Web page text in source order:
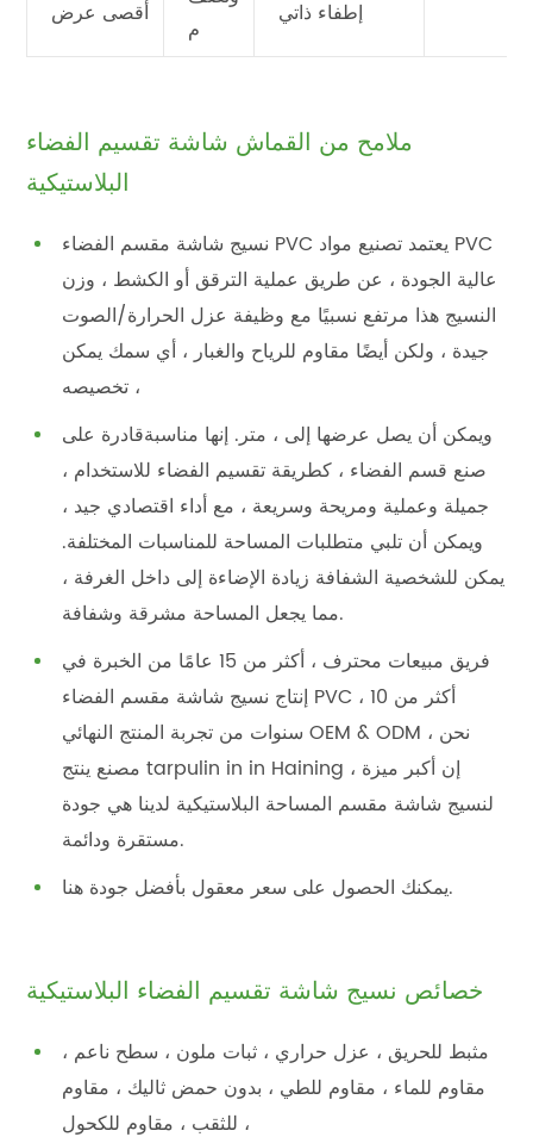
أقصى عرض
م
إطفاء ذاتي
ملامح من القماش شاشة تقسيم الفضاء
البلاستيكية
نسيج شاشة مقسم الفضاء PVC يعتمد تصنيع مواد PVC
عالية الجودة ، عن طريق عملية الترقق أو الكشط ، وزن
النسيج هذا مرتفع نسبيًا مع وظيفة عزل الحرارة/الصوت
جيدة ، ولكن أيضًا مقاوم للرياح والغبار ، أي سمك يمكن
تخصيصه ،
ويمكن أن يصل عرضها إلى ، متر. إنها مناسبةقادرة على
صنع قسم الفضاء ، كطريقة تقسيم الفضاء للاستخدام ،
جميلة وعملية ومريحة وسريعة ، مع أداء اقتصادي جيد ،
ويمكن أن تلبي متطلبات المساحة للمناسبات المختلفة.
يمكن للشخصية الشفافة زيادة الإضاءة إلى داخل الغرفة ،
مما يجعل المساحة مشرقة وشفافة.
فريق مبيعات محترف ، أكثر من 15 عامًا من الخبرة في
إنتاج نسيج شاشة مقسم الفضاء PVC ، أكثر من 10
سنوات من تجربة المنتج النهائي OEM & ODM ، نحن
مصنع ينتج tarpulin in in Haining ، إن أكبر ميزة
لنسيج شاشة مقسم المساحة البلاستيكية لدينا هي جودة
مستقرة ودائمة.
يمكنك الحصول على سعر معقول بأفضل جودة هنا.
خصائص نسيج شاشة تقسيم الفضاء البلاستيكية
مثبط للحريق ، عزل حراري ، ثبات ملون ، سطح ناعم ،
مقاوم للماء ، مقاوم للطي ، بدون حمض ثاليك ، مقاوم
للثقب ، مقاوم للكحول ،